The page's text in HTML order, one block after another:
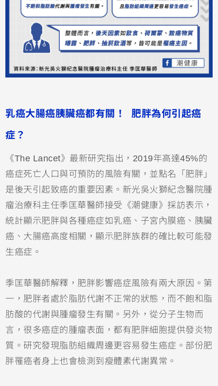
乳癌大腸癌胰臟癌都有關！ 肥胖為何引起癌
症？
《The Lancet》最新研究指出，2019年高達45%的
癌症死亡人口與可預防的風險有關，並點名「肥胖」
是後天引起致癌的重要因素。新光吳火獅紀念醫院腫
瘤治療科主任季匡華醫師接受《潮健康》採訪表示，
統計顯示肥胖與各種癌症如乳癌、子宮內膜癌、胰臟
癌、大腸癌高度相關，顯示肥胖族群的確比較可能發
生癌症。
季匡華醫師解釋，肥胖影響癌症風險有兩大原因。第
一，肥胖者處於脂肪代謝不正常的狀態，而不飽和脂
肪酸的代謝與腫瘤發生有關。另外，從分子生物而
言，很多癌症的腫瘤表面，都有肥胖細胞提供發炎物
質。研究發現脂肪組織周邊更容易發生癌症。部份肥
胖罹癌者身上也會檢測到瘦體素代謝異常。